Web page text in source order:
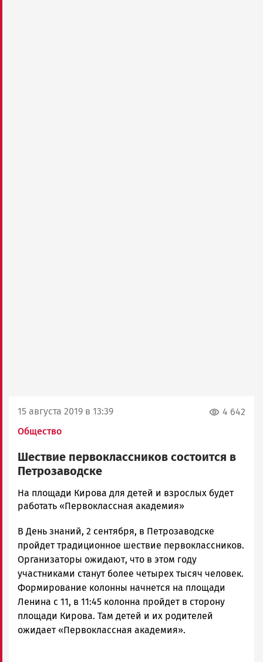
15 августа 2019 в 13:39
Общество
4 642
Шествие первоклассников состоится в
Петрозаводске
Корректор
Новости
и
Карелии
|
Петрозаводск
ГОВОРИТ
На площади Кирова для детей и взрослых будет
работать «Первоклассная академия»
В День знаний, 2 сентября, в Петрозаводске
пройдет традиционное шествие первоклассников.
Организаторы ожидают, что в этом году
участниками станут более четырех тысяч человек.
Формирование колонны начнется на площади
Ленина с 11, в 11:45 колонна пройдет в сторону
площади Кирова. Там детей и их родителей
ожидает «Первоклассная академия».